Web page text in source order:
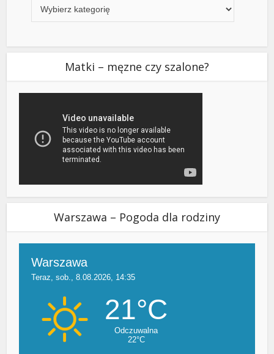
Matki – męzne czy szalone?
Warszawa – Pogoda dla rodziny